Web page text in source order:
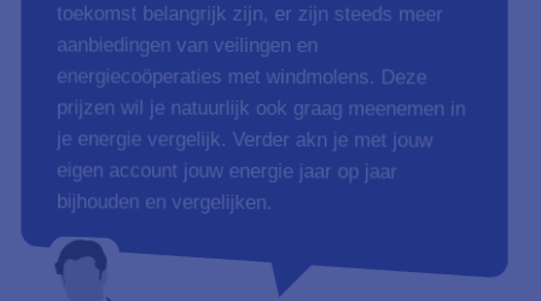
toekomst belangrijk zijn, er zijn steeds meer
aanbiedingen van veilingen en
energiecoöperaties met windmolens. Deze
prijzen wil je natuurlijk ook graag meenemen in
je energie vergelijk. Verder akn je met jouw
eigen account jouw energie jaar op jaar
bijhouden en vergelijken.